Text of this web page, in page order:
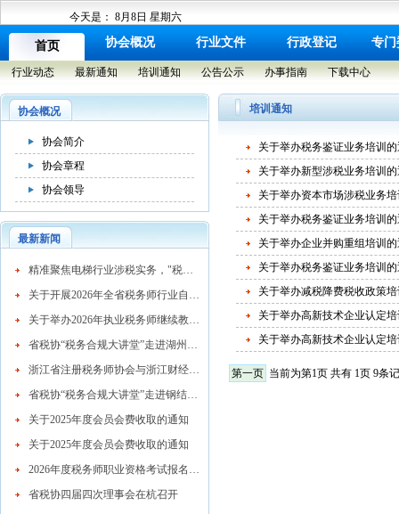
今天是： 8月8日 星期六
首页 协会概况 行业文件 行政登记 专门
行业动态 最新通知 培训通知 公告公示 办事指南 下载中心
协会概况
协会简介
协会章程
协会领导
最新新闻
​精准聚焦电梯行业涉税实务，"税务合规大讲堂"走进湖州市电梯行业协会
关于开展2026年全省税务师行业自律检查工作的通知
关于举办2026年执业税务师继续教育网络培训班的通知
省税协“税务合规大讲堂”走进湖州混凝土行业
浙江省注册税务师协会与浙江财经大学续签战略合作协议 共育高素质税务人才
省税协“税务合规大讲堂”走进钢结构行业协会精准赋能企业高质量发展
关于2025年度会员会费收取的通知
关于2025年度会员会费收取的通知
2026年度税务师职业资格考试报名公告
省税协四届四次理事会在杭召开
培训通知
关于举办税务鉴证业务培训
关于举办新型涉税业务培训
关于举办资本市场涉税业务
关于举办税务鉴证业务培训
关于举办企业并购重组培训
关于举办税务鉴证业务培训
关于举办减税降费税收政策
关于举办高新技术企业认定
关于举办高新技术企业认定
第一页 当前为第1页 共有 1页 9条